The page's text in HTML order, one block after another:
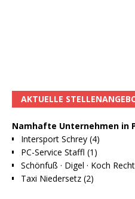
AKTUELLE
Namhafte Unternehmen in
Intersport Schrey (4)
PC-Service Staffl (1)
Schönfuß · Digel · Koch
Taxi Niedersetz (2)